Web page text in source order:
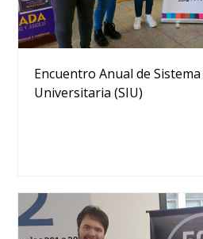
Encuentro Anual de
Universitaria (SIU)